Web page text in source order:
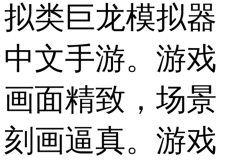
拟类巨龙模拟器
中文手游。游戏
画面精致，场景
刻画逼真。游戏